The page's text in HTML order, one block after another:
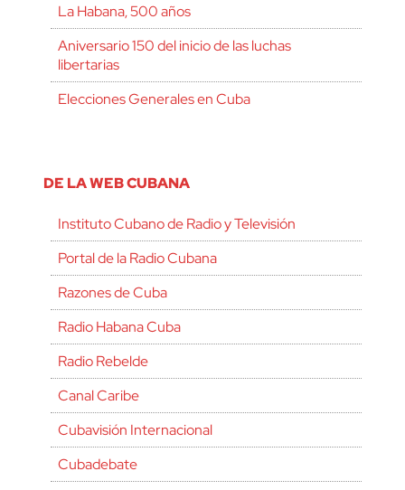
La Habana, 500 años
Aniversario 150 del inicio de las luchas
libertarias
Elecciones Generales en Cuba
DE LA WEB CUBANA
Instituto Cubano de Radio y Televisión
Portal de la Radio Cubana
Razones de Cuba
Radio Habana Cuba
Radio Rebelde
Canal Caribe
Cubavisión Internacional
Cubadebate